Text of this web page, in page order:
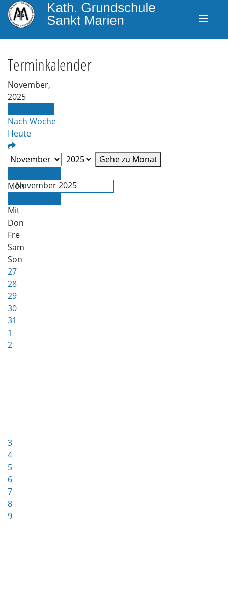
Terminkalender
November,
2025
Nach Woche
Heute
Gehe zu Monat
November 2025
Mon
Mit
Don
Fre
Sam
Son
27
28
29
30
31
1
2
3
4
5
6
7
8
9